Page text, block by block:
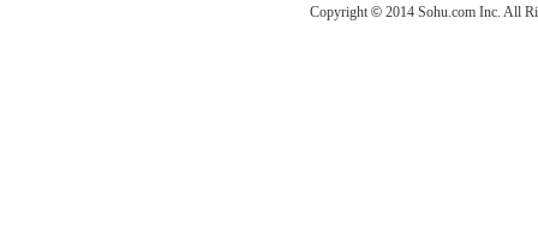
Copyright © 2014 Sohu.com Inc. All